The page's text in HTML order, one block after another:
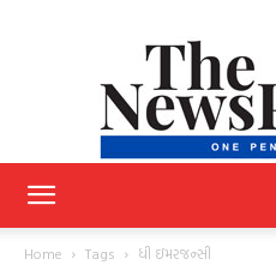
Home Tags ધી ઇમરજન્સી